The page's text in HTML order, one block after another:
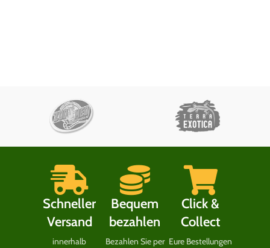
Schneller
Versand
innerhalb
Bequem
bezahlen
Bezahlen Sie per
Click &
Collect
Eure Bestellungen